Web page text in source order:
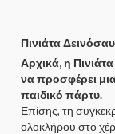
Πινιάτα
Αρχικά, η
να προσφέρει
παιδικό πάρτυ.
Επίσης, τη
ολοκλήρου στο